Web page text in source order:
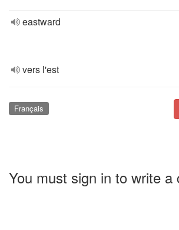
eastward
vers l'est
Français
You must sign in to write a